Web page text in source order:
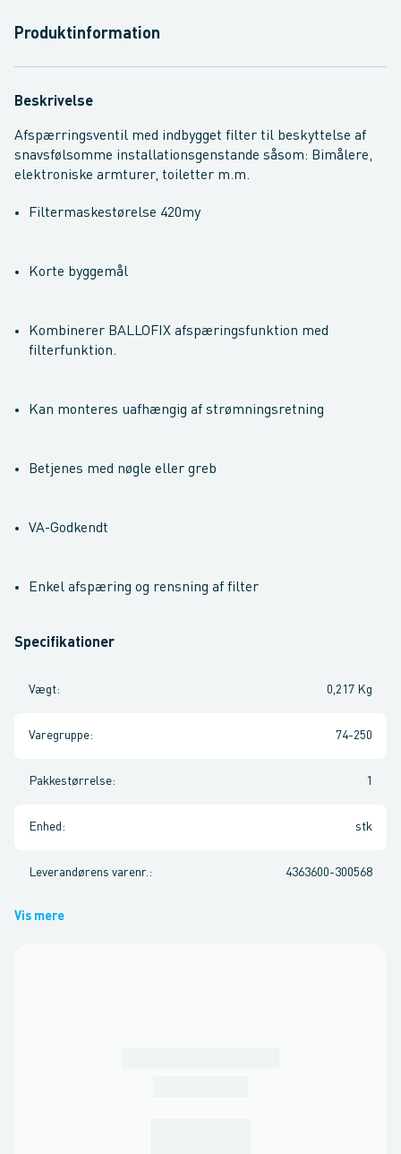
Produktinformation
Beskrivelse
Afspærringsventil med indbygget filter til beskyttelse af
snavsfølsomme installationsgenstande såsom: Bimålere,
elektroniske armturer, toiletter m.m.
Filtermaskestørelse 420my
Korte byggemål
Kombinerer BALLOFIX afspæringsfunktion med
filterfunktion.
Kan monteres uafhængig af strømningsretning
Betjenes med nøgle eller greb
VA-Godkendt
Enkel afspæring og rensning af filter
Specifikationer
Vægt: 0,217 Kg
Varegruppe: 74-250
Pakkestørrelse: 1
Enhed : stk
Leverandørens varenr. : 4363600-300568
Vis mere